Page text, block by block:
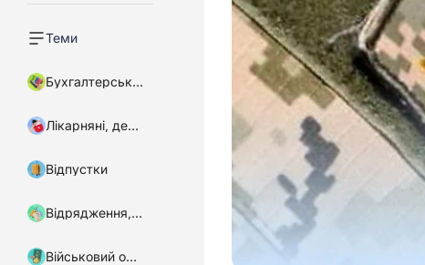
Теми
Бухгалтерський облік
Лікарняні, декретні
Відпустки
Відрядження, підзвітні кошти
Військовий облік, бронювання